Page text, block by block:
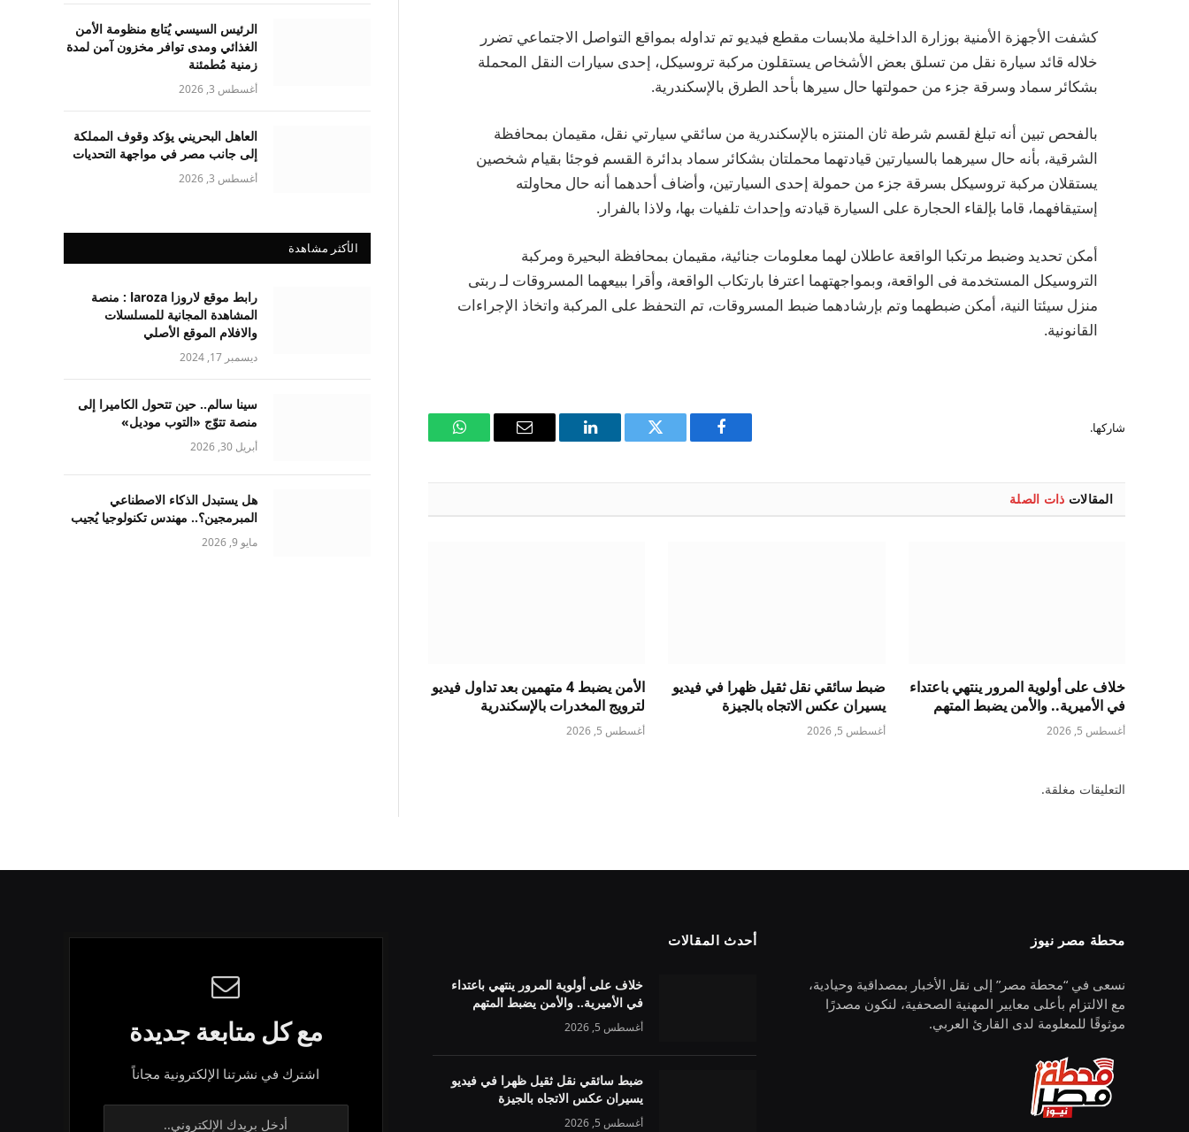
كشفت الأجهزة الأمنية بوزارة الداخلية ملابسات مقطع فيديو تم تداوله بمواقع التواصل الاجتماعي تضرر
خلاله قائد سيارة نقل من تسلق بعض الأشخاص يستقلون مركبة تروسيكل، إحدى سيارات النقل المحملة
بشكائر سماد وسرقة جزء من حمولتها حال سيرها بأحد الطرق بالإسكندرية.
بالفحص تبين أنه تبلغ لقسم شرطة ثان المنتزه بالإسكندرية من سائقي سيارتي نقل، مقيمان بمحافظة
الشرقية، بأنه حال سيرهما بالسيارتين قيادتهما محملتان بشكائر سماد بدائرة القسم فوجئا بقيام شخصين
يستقلان مركبة تروسيكل بسرقة جزء من حمولة إحدى السيارتين، وأضاف أحدهما أنه حال محاولته
إستيقافهما، قاما بإلقاء الحجارة على السيارة قيادته وإحداث تلفيات بها، ولاذا بالفرار.
أمكن تحديد وضبط مرتكبا الواقعة عاطلان لهما معلومات جنائية، مقيمان بمحافظة البحيرة ومركبة
التروسيكل المستخدمة فى الواقعة، وبمواجهتهما اعترفا بارتكاب الواقعة، وأقرا ببيعهما المسروقات لـ ربتى
منزل سيئتا النية، أمكن ضبطهما وتم بإرشادهما ضبط المسروقات، تم التحفظ على المركبة واتخاذ الإجراءات
القانونية.
شاركها.
فيسبوك
تويتر لينكدإن
البريد
واتساب
المقالات ذات الصلة
خلاف على أولوية المرور ينتهي باعتداء
في الأميرية.. والأمن يضبط المتهم
أغسطس 5, 2026
ضبط سائقي نقل ثقيل ظهرا في فيديو
يسيران عكس الاتجاه بالجيزة
أغسطس 5, 2026
الأمن يضبط 4 متهمين بعد تداول فيديو
لترويج المخدرات بالإسكندرية
أغسطس 5, 2026
التعليقات مغلقة.
الرئيس السيسي يُتابع منظومة الأمن
الغذائي ومدى توافر مخزون آمن لمدة
زمنية مُطمئنة
أغسطس 3, 2026
العاهل البحريني يؤكد وقوف المملكة
إلى جانب مصر في مواجهة التحديات
أغسطس 3, 2026
الأكثر مشاهدة
رابط موقع لاروزا laroza : منصة
المشاهدة المجانية للمسلسلات
والافلام الموقع الأصلي
ديسمبر 17, 2024
سينا سالم.. حين تتحول الكاميرا إلى
منصة تتوّج «التوب موديل»
أبريل 30, 2026
هل يستبدل الذكاء الاصطناعي
المبرمجين؟.. مهندس تكنولوجيا يُجيب
مايو 9, 2026
محطة مصر نيوز
نسعى في “محطة مصر” إلى نقل الأخبار بمصداقية وحيادية،
مع الالتزام بأعلى معايير المهنية الصحفية، لنكون مصدرًا
موثوقًا للمعلومة لدى القارئ العربي.
أحدث المقالات
خلاف على أولوية المرور ينتهي باعتداء
في الأميرية.. والأمن يضبط المتهم
أغسطس 5, 2026
ضبط سائقي نقل ثقيل ظهرا في فيديو
يسيران عكس الاتجاه بالجيزة
أغسطس 5, 2026
مع كل متابعة جديدة
اشترك في نشرتنا الإلكترونية مجاناً